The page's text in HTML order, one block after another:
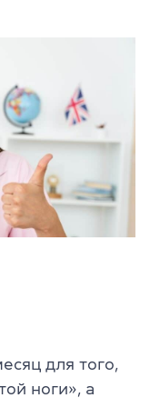
RU UK
Вал, 13/2-б,
для того,
ноги», а